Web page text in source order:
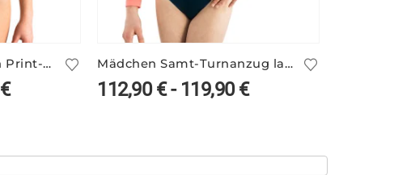
Grün-weißer Mädchen Print-Turnanzug ILKA/4
€
Mädchen Samt-Turnanzug langarm ARIANA/3
112,90€- 119,90€